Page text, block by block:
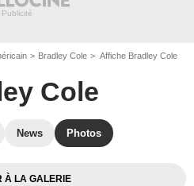
Bradley Cole Affiche Bradley Cole
Cole
News Photos
À LA GALERIE